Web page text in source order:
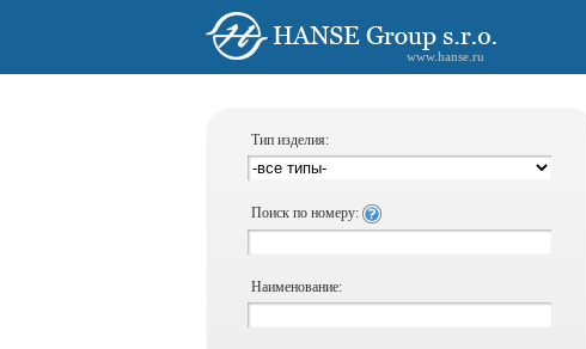
www.hanse.ru
Тип изделия:
Поиск по номеру:
Наименование: